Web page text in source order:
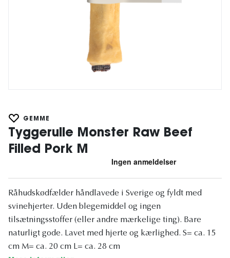
GEMME
Tyggerulle Monster Raw Beef
Filled Pork M
Råhudskødfælder håndlavede i Sverige og fyldt med
svinehjerter. Uden blegemiddel og ingen
tilsætningsstoffer (eller andre mærkelige ting). Bare
naturligt gode. Lavet med hjerte og kærlighed. S= ca. 15
cm M= ca. 20 cm L= ca. 28 cm